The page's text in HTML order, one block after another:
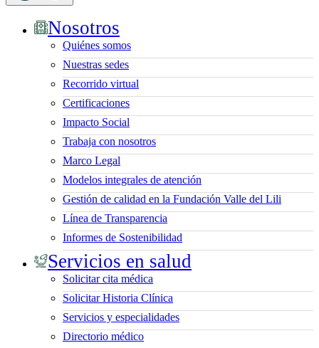
Nosotros
Quiénes somos
Nuestras sedes
Recorrido virtual
Certificaciones
Impacto Social
Trabaja con nosotros
Marco Legal
Modelos integrales de atención
Gestión de calidad en la Fundación Valle del Lili
Línea de Transparencia
Informes de Sostenibilidad
Servicios en salud
Solicitar cita médica
Solicitar Historia Clínica
Servicios y especialidades
Directorio médico